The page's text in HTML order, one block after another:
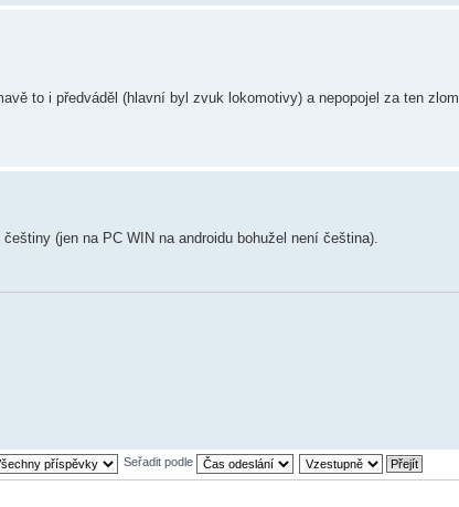
to i předváděl (hlavní byl zvuk lokomotivy) a nepopojel za ten zlom.
(jen na PC WIN na androidu bohužel není čeština).
Seřadit podle